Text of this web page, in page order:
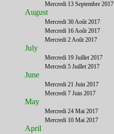
Mercredi 13 Septembre 2017
August
Mercredi 30 Août 2017
Mercredi 16 Août 2017
Mercredi 2 Août 2017
July
Mercredi 19 Juillet 2017
Mercredi 5 Juillet 2017
June
Mercredi 21 Juin 2017
Mercredi 7 Juin 2017
May
Mercredi 24 Mai 2017
Mercredi 10 Mai 2017
April